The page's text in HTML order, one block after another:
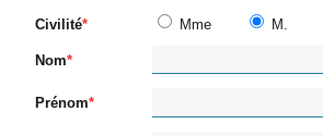
Civilité Mme M.
Nom
Prénom